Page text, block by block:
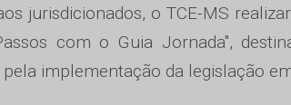
jurisdicionados, o TCE-MS
com o Guia Jornada",
implementação da legislação